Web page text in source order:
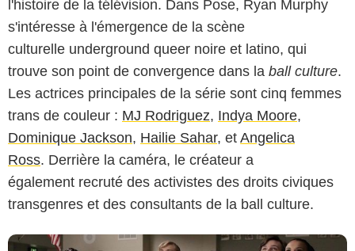
l'histoire de la télévision. Dans Pose, Ryan Murphy
s'intéresse à l'émergence de la scène
culturelle underground queer noire et latino, qui
trouve son point de convergence dans la ball culture.
Les actrices principales de la série sont cinq femmes
trans de couleur : MJ Rodriguez, Indya Moore,
Dominique Jackson, Hailie Sahar, et Angelica
Ross. Derrière la caméra, le créateur a
également recruté des activistes des droits civiques
transgenres et des consultants de la ball culture.